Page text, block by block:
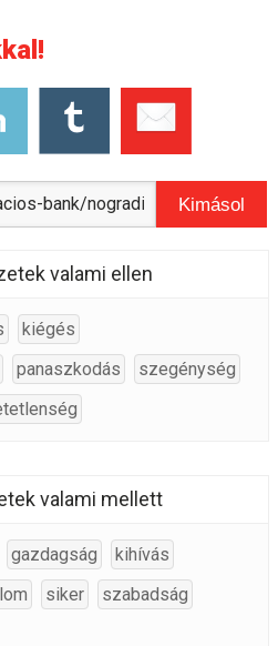
Kimásol
valami ellen
kiégés
panaszkodás
szegénység
valami mellett
gazdagság
kihívás
siker
szabadság